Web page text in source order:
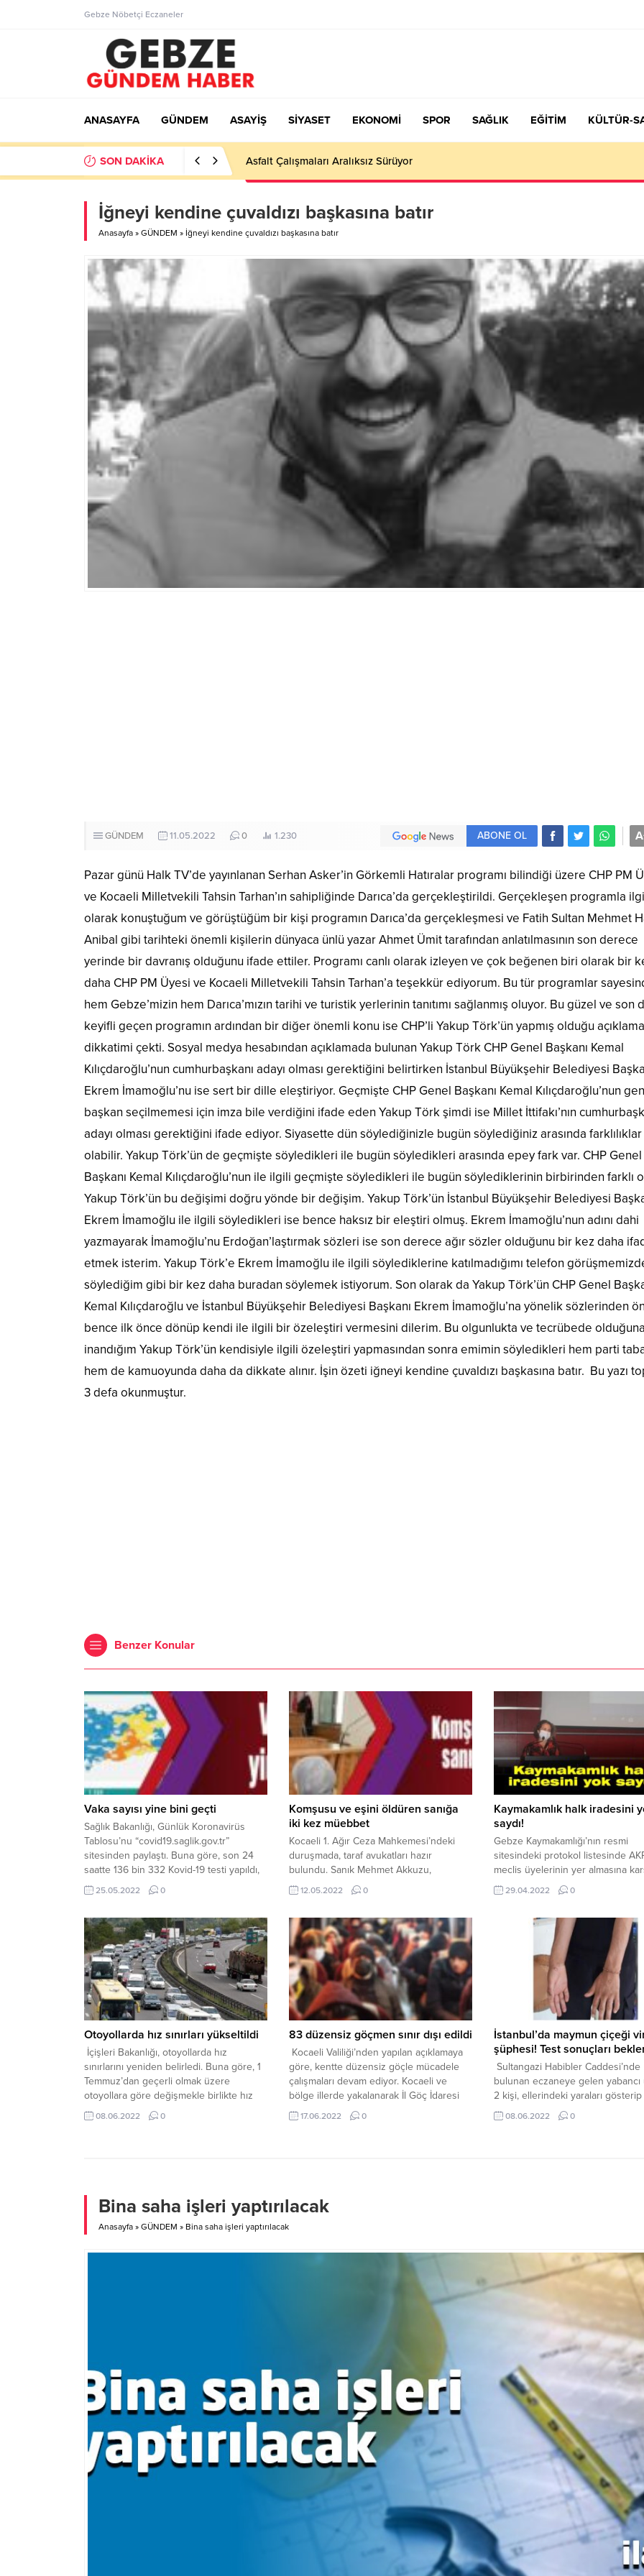
Gebze Nöbetçi Eczaneler
ANASAYFA GÜNDEM ASAYİŞ SİYASET EKONOMİ SPOR SAĞLIK EĞİTİM KÜLTÜR-
SON DAKİKA
İğneyi kendine çuvaldızı başkasına batır
Anasayfa » GÜNDEM » İğneyi kendine çuvaldızı başkasına batır
GÜNDEM 11.05.2022 0 1.230 A
ABONE OL
Pazar günü Halk TV’de yayınlanan Serhan Asker’in Görkemli Hatıralar programı bilindiği üzere CHP PM
ve Kocaeli Milletvekili Tahsin Tarhan’ın sahipliğinde Darıca’da gerçekleştirildi. Gerçekleşen programla
olarak konuştuğum ve görüştüğüm bir kişi programın Darıca’da gerçekleşmesi ve Fatih Sultan Mehmet
Anibal gibi tarihteki önemli kişilerin dünyaca ünlü yazar Ahmet Ümit tarafından anlatılmasının son derece
yerinde bir davranış olduğunu ifade ettiler. Programı canlı olarak izleyen ve çok beğenen biri olarak bir
daha CHP PM Üyesi ve Kocaeli Milletvekili Tahsin Tarhan’a teşekkür ediyorum. Bu tür programlar
hem Gebze’mizin hem Darıca’mızın tarihi ve turistik yerlerinin tanıtımı sağlanmış oluyor. Bu güzel ve son
keyifli geçen programın ardından bir diğer önemli konu ise CHP’li Yakup Törk’ün yapmış olduğu açıklama
dikkatimi çekti. Sosyal medya hesabından açıklamada bulunan Yakup Törk CHP Genel Başkanı Kemal
Kılıçdaroğlu’nun cumhurbaşkanı adayı olması gerektiğini belirtirken İstanbul Büyükşehir Belediyesi
Ekrem İmamoğlu’nu ise sert bir dille eleştiriyor. Geçmişte CHP Genel Başkanı Kemal Kılıçdaroğlu’nun
başkan seçilmemesi için imza bile verdiğini ifade eden Yakup Törk şimdi ise Millet İttifakı’nın
adayı olması gerektiğini ifade ediyor. Siyasette dün söylediğinizle bugün söylediğiniz arasında farklılıklar
olabilir. Yakup Törk’ün de geçmişte söyledikleri ile bugün söyledikleri arasında epey fark var. CHP Genel
Başkanı Kemal Kılıçdaroğlu’nun ile ilgili geçmişte söyledikleri ile bugün söylediklerinin birbirinden farklı
Yakup Törk’ün bu değişimi doğru yönde bir değişim. Yakup Törk’ün İstanbul Büyükşehir Belediyesi
Ekrem İmamoğlu ile ilgili söyledikleri ise bence haksız bir eleştiri olmuş. Ekrem İmamoğlu’nun adını dahi
yazmayarak İmamoğlu’nu Erdoğan’laştırmak sözleri ise son derece ağır sözler olduğunu bir kez daha
etmek isterim. Yakup Törk’e Ekrem İmamoğlu ile ilgili söylediklerine katılmadığımı telefon
söylediğim gibi bir kez daha buradan söylemek istiyorum. Son olarak da Yakup Törk’ün CHP Genel
Kemal Kılıçdaroğlu ve İstanbul Büyükşehir Belediyesi Başkanı Ekrem İmamoğlu’na yönelik sözlerinden
bence ilk önce dönüp kendi ile ilgili bir özeleştiri vermesini dilerim. Bu olgunlukta ve tecrübede olduğuna
inandığım Yakup Törk’ün kendisiyle ilgili özeleştiri yapmasından sonra emimin söyledikleri hem parti
hem de kamuoyunda daha da dikkate alınır. İşin özeti iğneyi kendine çuvaldızı başkasına batır. Bu yazı
3 defa okunmuştur.
Benzer Konular
Vaka sayısı yine bini geçti
Sağlık Bakanlığı, Günlük Koronavirüs
Tablosu’nu “covid19.saglik.gov.tr”
sitesinden paylaştı. Buna göre, son 24
saatte 136 bin 332 Kovid-19 testi yapıldı,
1304 kişinin testi pozitif çıktı, 6 kişi
yaşamını yitirdi, iyileşenlerin sayısı ise
25.05.2022 0
Komşusu ve eşini öldüren sanığa
iki kez müebbet
Kocaeli 1. Ağır Ceza Mahkemesi’ndeki
duruşmada, taraf avukatları hazır
bulundu. Sanık Mehmet Akkuzu,
duruşmaya tutuklu bulunduğu
cezaevinden Ses ve Görüntü Bilişim
Mahkeme heyeti, sanığa “kasten
öldürme” suçundan 2 kez müebbet hapis
cezası verdi. Kandıra Şahinler
Mahallesi’nde yaşayan Mehmet Akkuzu
(53), 9 Mayıs 2021’de tarlada karşılaştığı
husumetli...
12.05.2022 0
Kaymakamlık halk iradesini
saydı!
Gebze Kaymakamlığı’nın resmi
sitesindeki protokol listesinde
meclis üyelerinin yer almasına
muhalefetteki CHP ve İYİ Partili
üyelerinin yer almamasına Gebze
Avukat Saide Arslan Çalışkan sert
gösterdi. CHP’li meclis üyesi Sinan
Çeper’in uyarısı üzerine eksikliği
ettiğini kaydeden Çalışkan sosyal
medyadan yaptığı açıklamada...
29.04.2022 0
Otoyollarda hız sınırları yükseltildi
İçişleri Bakanlığı, otoyollarda hız
sınırlarını yeniden belirledi. Buna göre, 1
Temmuz’dan geçerli olmak üzere
otoyollara göre değişmekle birlikte hız
sınırlarında saatte 10-20 kilometreye
kadar artışlar yapılacak. İçişleri Bakanı
göre, Edirne-...
08.06.2022 0
83 düzensiz göçmen sınır dışı edildi
Kocaeli Valiliği’nden yapılan açıklamaya
göre, kentte düzensiz göçle mücadele
çalışmaları devam ediyor. Kocaeli ve
bölge illerde yakalanarak İl Göç İdaresi
Müdürlüğü Gündoğdu Geri Gönderme
Merkezi’ne teslim edilen 83 düzensiz
17.06.2022 0
İstanbul’da maymun çiçeği
şüphesi! Test sonuçları
Sultangazi Habibler Caddesi’nde
bulunan eczaneye gelen yabancı
2 kişi, ellerindeki yaraları gösterip
istedi. Eczacı yaraların, ‘Maymun
olabileceğinden şüphelenerek,
08.06.2022 0
Bina saha işleri yaptırılacak
Anasayfa » GÜNDEM » Bina saha işleri yaptırılacak